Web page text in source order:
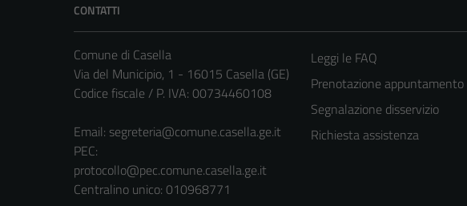
CONTATTI
Comune di Casella
Via del Municipio, 1 - 16015 Casella (GE)
Codice fiscale / P. IVA: 00734460108
Email: segreteria@comune.casella.ge.it
PEC:
protocollo@pec.comune.casella.ge.it
Centralino unico: 010968771
Leggi le FAQ
Prenotazione appuntamento
Segnalazione disservizio
Richiesta assistenza